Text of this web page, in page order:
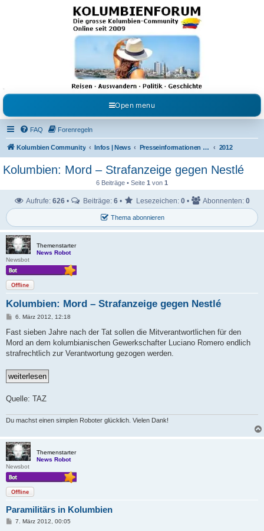
Kolumbienforum - Das
grosse Forum der
Freunde Kolumbiens
Reisen, Auswandern, Kultur, Politik, Geschichte und Visum in Kolumbien und Venezuela.
Austausch, Erfahrungen und Gemeinschaft im Kolumbienforum
Open menu
FAQ Forenregeln
Kolumbien Community Infos | News Presseinformationen & Neuigkeiten 2012
Kolumbien: Mord – Strafanzeige gegen Nestlé
6 Beiträge • Seite 1 von 1
Thema abonnieren
Aufrufe: 626 • Beiträge: 6 • Lesezeichen: 0 • Abonnenten: 0
Themenstarter
News Robot
Newsbot
Offline
Kolumbien: Mord – Strafanzeige gegen Nestlé
B
i
r
a
6. März 2012, 12:18
Fast sieben Jahre nach der Tat sollen die Mitverantwortlichen für den
Mord an dem kolumbianischen Gewerkschafter Luciano Romero endlich
strafrechtlich zur Verantwortung gezogen werden.
Quelle: TAZ
Du machst einen simplen Roboter glücklich. Vielen Dank!
Themenstarter
News Robot
Newsbot
Offline
Paramilitärs in Kolumbien
B7. März 2012, 00:05